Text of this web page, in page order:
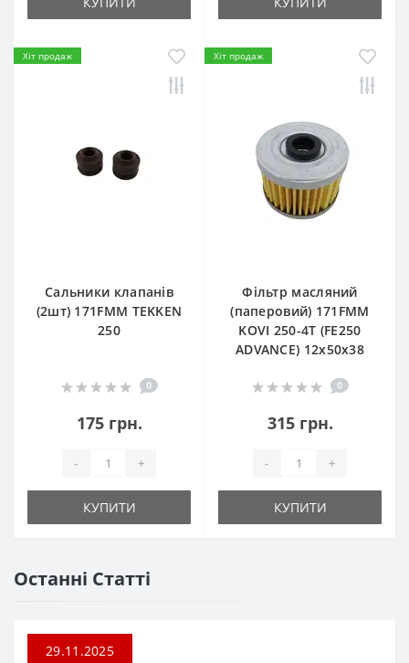
Хіт продаж
Сальники клапанів
(2шт) 171FMM TEKKEN
250
0
175 грн.
- +
КУПИТИ
Хіт продаж
Фільтр масляний
(паперовий) 171FMM
KOVI 250-4T (FE250
ADVANCE) 12х50х38
0
315 грн.
- +
КУПИТИ
Останні Статті
29.11.2025